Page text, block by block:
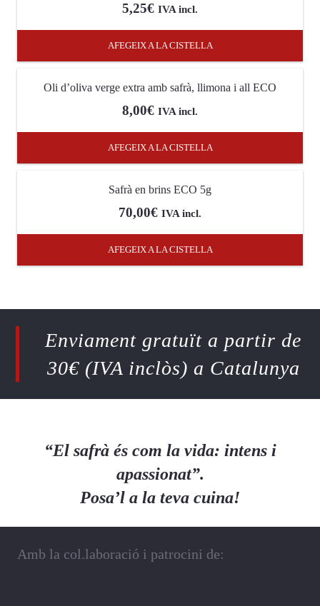
5,25€ IVA incl.
AFEGEIX A LA CISTELLA
Oli d’oliva verge extra amb safrà, llimona i all ECO
8,00€ IVA incl.
AFEGEIX A LA CISTELLA
Safrà en brins ECO 5g
70,00€ IVA incl.
AFEGEIX A LA CISTELLA
Enviament gratuït a partir de
30€ (IVA inclòs) a Catalunya
“El safrà és com la vida: intens i
apassionat”.
Posa’l a la teva cuina!
Amb la col.laboració i patrocini de: